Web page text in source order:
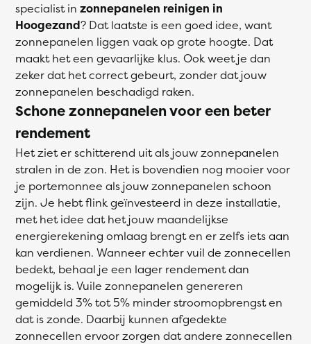
specialist in zonnepanelen reinigen in
Hoogezand? Dat laatste is een goed idee, want
zonnepanelen liggen vaak op grote hoogte. Dat
maakt het een gevaarlijke klus. Ook weet je dan
zeker dat het correct gebeurt, zonder dat jouw
zonnepanelen beschadigd raken.
Schone zonnepanelen voor een beter
rendement
Het ziet er schitterend uit als jouw zonnepanelen
stralen in de zon. Het is bovendien nog mooier voor
je portemonnee als jouw zonnepanelen schoon
zijn. Je hebt flink geïnvesteerd in deze installatie,
met het idee dat het jouw maandelijkse
energierekening omlaag brengt en er zelfs iets aan
kan verdienen. Wanneer echter vuil de zonnecellen
bedekt, behaal je een lager rendement dan
mogelijk is. Vuile zonnepanelen genereren
gemiddeld 3% tot 5% minder stroomopbrengst en
dat is zonde. Daarbij kunnen afgedekte
zonnecellen ervoor zorgen dat andere zonnecellen